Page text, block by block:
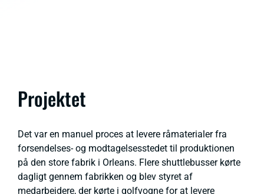
Projektet
Det var en manuel proces at levere råmaterialer fra
forsendelses- og modtagelsesstedet til produktionen
på den store fabrik i Orleans. Flere shuttlebusser kørte
dagligt gennem fabrikken og blev styret af
medarbejdere, der kørte i golfvogne for at levere